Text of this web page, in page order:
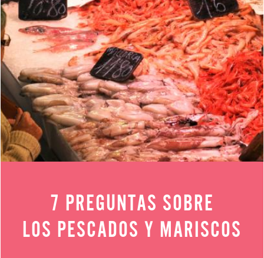
7 PREGUNTAS SOBRE
LOS PESCADOS Y MARISCOS